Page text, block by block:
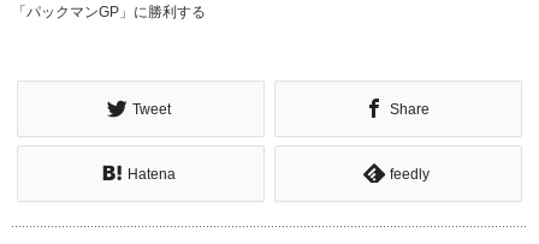
「パックマンGP」に勝利する
Tweet Share
Hatena feedly